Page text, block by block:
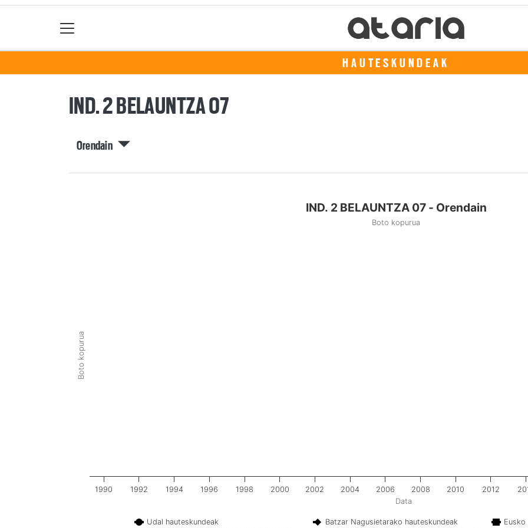
HAUTESKUNDEAK
IND. 2 BELAUNTZA 07
Orendain
Data
Boto kopurua
IND. 2 BELAUNTZA 07 - Orendain
Boto kopurua
Udal hauteskundeak Batzar Nagusietarako hauteskundeak
1990 1992 1994 1996 1998 2000 2002 2004 2006 2008 2010 2012